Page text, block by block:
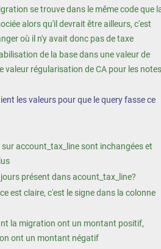
se trouve dans le même code que
alors qu'il devrait être ailleurs, c'est
où il n'y avait donc pas de taxe
de la base dans une valeur de
valeur régularisation de CA pour les notes
les valeurs pour que le query fasse ce
account_tax_line sont inchangées et
présent dans acount_tax_line?
est claire, c'est le signe dans la colonne
la migration ont un montant positif,
ont un montant négatif